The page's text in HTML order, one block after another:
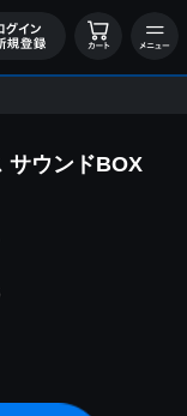
サウンドBOX